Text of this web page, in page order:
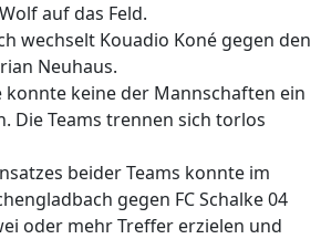
auf das Feld.
wechselt Kouadio Koné gegen den
Neuhaus.
konnte keine der Mannschaften ein
Die Teams trennen sich torlos
beider Teams konnte im
gegen FC Schalke 04
oder mehr Treffer erzielen und